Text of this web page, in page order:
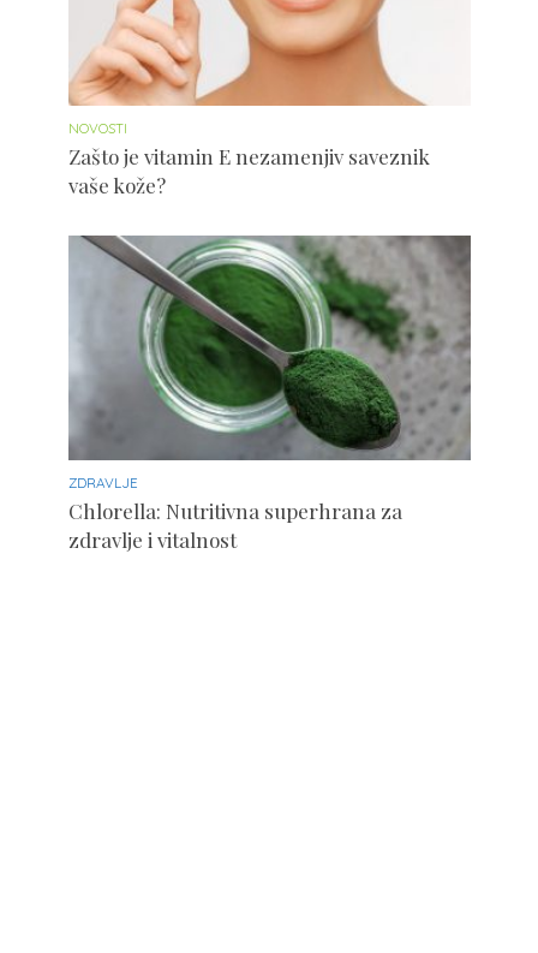
NOVOSTI
Zašto je vitamin E nezamenjiv saveznik
vaše kože?
ZDRAVLJE
Chlorella: Nutritivna superhrana za
zdravlje i vitalnost